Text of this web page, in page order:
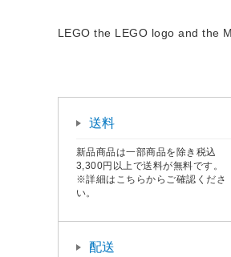
LEGO the LEGO logo and the
送料
新品商品は一部商品を除き税込
3,300円以上で送料が無料です。
※詳細はこちらからご確認くださ
い。
配送